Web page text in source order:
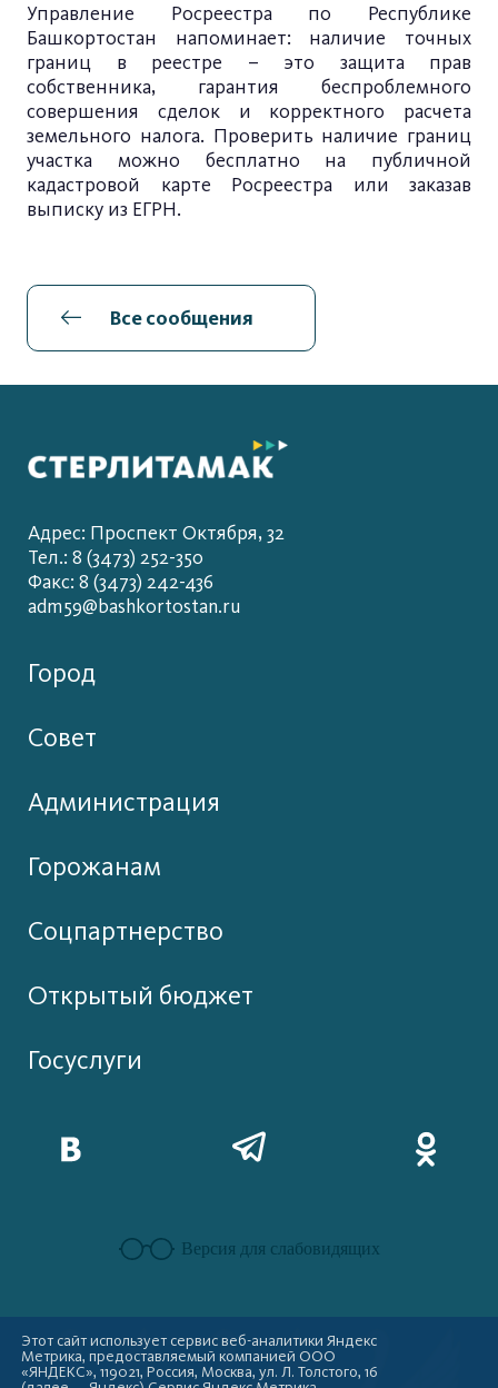
Управление Росреестра по Республике
Башкортостан напоминает: наличие точных
границ в реестре – это защита прав
собственника, гарантия беспроблемного
совершения сделок и корректного расчета
земельного налога. Проверить наличие границ
участка можно бесплатно на публичной
кадастровой карте Росреестра или заказав
выписку из ЕГРН.
Все сообщения
Адрес: Проспект Октября, 32
Тел.: 8 (3473) 252-350
Факс: 8 (3473) 242-436
adm59@bashkortostan.ru
Город
Совет
Администрация
Горожанам
Соцпартнерство
Открытый бюджет
Госуслуги
Версия для слабовидящих
Этот сайт использует сервис веб-аналитики Яндекс
Метрика, предоставляемый компанией ООО
«ЯНДЕКС», 119021, Россия, Москва, ул. Л. Толстого, 16